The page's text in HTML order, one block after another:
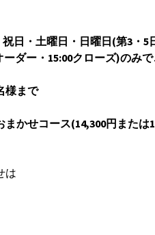
日・土曜日・日曜日(第3・5
ーダー・15:00クローズ)のみ
様まで
かせコース(14,300円または
は